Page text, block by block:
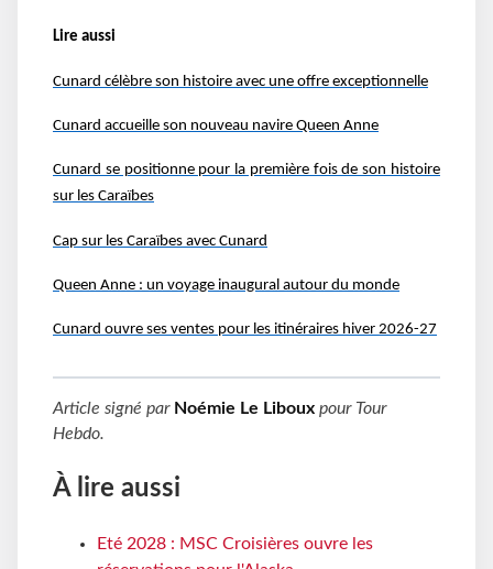
Lire aussi
Cunard célèbre son histoire avec une offre exceptionnelle
Cunard accueille son nouveau navire Queen Anne
Cunard se positionne pour la première fois de son histoire
sur les Caraïbes
Cap sur les Caraïbes avec Cunard
Queen Anne : un voyage inaugural autour du monde
Cunard ouvre ses ventes pour les itinéraires hiver 2026-27
Article signé par Noémie Le Liboux pour Tour
Hebdo.
À lire aussi
Eté 2028 : MSC Croisières ouvre les